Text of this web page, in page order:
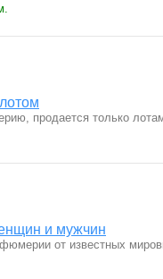
продается только
и мужчин
от известных